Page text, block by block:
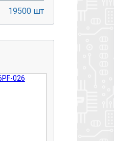
19500 шт